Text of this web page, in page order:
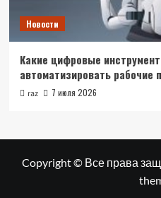
Новости
Какие цифровые
автоматизировать рабочие
raz 7 июля 2026
Copyright © Все права